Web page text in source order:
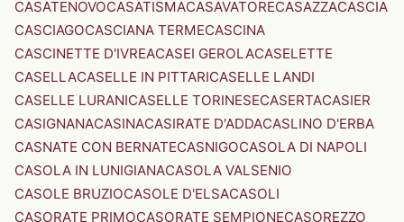
CASATENOVOCASATISMACASAVATORECASAZZACASCIA
CASCIAGOCASCIANA TERMECASCINA
CASCINETTE D'IVREACASEI GEROLACASELETTE
CASELLACASELLE IN PITTARICASELLE LANDI
CASELLE LURANICASELLE TORINESECASERTACASIER
CASIGNANACASINACASIRATE D'ADDACASLINO D'ERBA
CASNATE CON BERNATECASNIGOCASOLA DI NAPOLI
CASOLA IN LUNIGIANACASOLA VALSENIO
CASOLE BRUZIOCASOLE D'ELSACASOLI
CASORATE PRIMOCASORATE SEMPIONECASOREZZO